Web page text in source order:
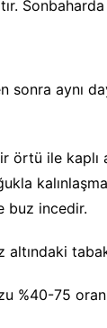
Sonbaharda
aynı
örtü ile kaplı
buz incedir.
altındaki
%40-75